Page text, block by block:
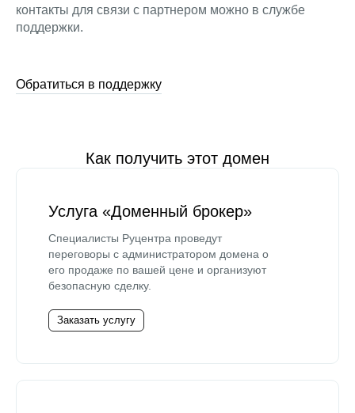
контакты для связи с партнером можно в службе
поддержки.
Обратиться в поддержку
Как получить этот домен
Услуга «Доменный брокер»
Специалисты Руцентра проведут
переговоры с администратором домена о
его продаже по вашей цене и организуют
безопасную сделку.
Заказать услугу